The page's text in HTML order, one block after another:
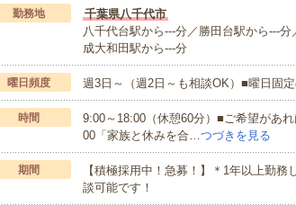
勤務地
千葉県八千代市
八千代台駅から---分／勝田台駅から---
成大和田駅から---分
曜日頻度 週3日～（週2日～も相談OK）■曜日固
時間
9:00～18:00（休憩60分）■ご希望があ
00「家族と休みを合…つづきを見る
期間
【積極採用中！急募！】＊1年以上勤
談可能です！